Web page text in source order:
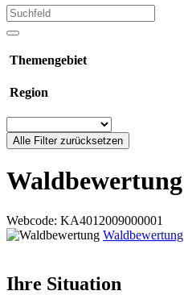
Themengebiet
Region
Alle Filter zurücksetzen
Waldbewertung
Webcode: KA4012009000001
Waldbewertung
Ihre Situation